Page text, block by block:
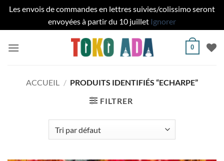
Les envois de commandes en lettres suivies/colissimo seront
envoyées à partir du 10 juillet Ignorer
0
ACCUEIL / PRODUITS IDENTIFIÉS “ECHARPE”
FILTRER